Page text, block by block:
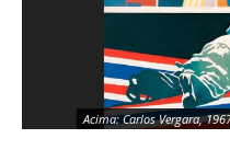
Acima: Carlos Vergara,